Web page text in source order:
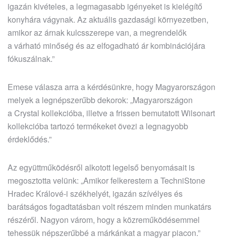
igazán kivételes, a legmagasabb igényeket is kielégítő
konyhára vágynak. Az aktuális gazdasági környezetben,
amikor az árnak kulcsszerepe van, a megrendelők
a várható minőség és az elfogadható ár kombinációjára
fókuszálnak.”
Emese válasza arra a kérdésünkre, hogy Magyarországon
melyek a legnépszerűbb dekorok: „Magyarországon
a Crystal kollekcióba, illetve a frissen bemutatott Wilsonart
kollekcióba tartozó termékeket övezi a legnagyobb
érdeklődés.”
Az együttműködésről alkotott legelső benyomásait is
megosztotta velünk: „Amikor felkerestem a TechniStone
Hradec Králové-i székhelyét, igazán szívélyes és
barátságos fogadtatásban volt részem minden munkatárs
részéről. Nagyon várom, hogy a közreműködésemmel
tehessük népszerűbbé a márkánkat a magyar piacon.”